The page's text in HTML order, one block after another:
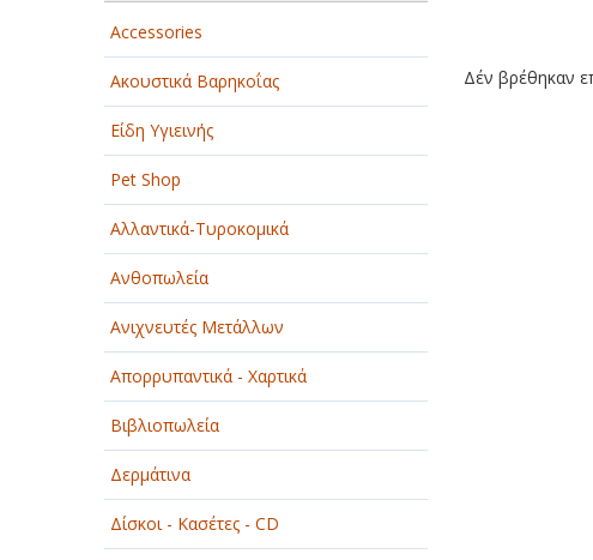
ΑΥΤΟΚΙΝΗΤΑ - ΜΗΧΑΝΕΣ - ΣΚΑΦΗ
ΔΙΑΣΚΕΔΑΣΗ - ΨΥΧΑΓΩΓΙΑ - ΤΕΧΝΕΣ
ΔΙΑΦΗΜΙΣΗ - ΜΜΕ
ΕΚΚΛΗΣΙΕΣ - ΦΙΛΑΝΘΡΩΠΙΚΑ
ΣΩΜΑΤΕΙΑ
ΕΚΠΑΙΔΕΥΣΗ - ΣΧΟΛΕΣ
ΕΜΠΟΡΙΟ - ΕΜΠΟΡΙΚΑ
ΚΑΤΑΣΤΗΜΑΤΑ
ΕΡΓΟΣΤΑΣΙΑ - ΒΙΟΜΗΧΑΝΙΕΣ
ΞΕΝΟΔΟΧΕΙΑ - ΤΟΥΡΙΣΜΟΣ
ΟΜΟΡΦΙΑ
ΠΑΡΟΧΗ ΥΠΗΡΕΣΙΩΝ
Accessories
Ακουστικά Βαρηκοΐας
Είδη Υγιεινής
Pet Shop
Αλλαντικά-Τυροκομικά
Ανθοπωλεία
Ανιχνευτές Μετάλλων
Απορρυπαντικά - Χαρτικά
Βιβλιοπωλεία
Δερμάτινα
Δίσκοι - Κασέτες - CD
Δέν βρέθηκαν